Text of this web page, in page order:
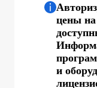
цены
и